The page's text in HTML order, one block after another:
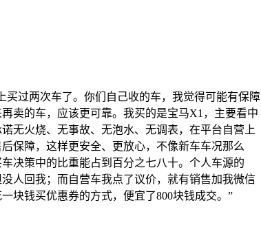
买过两次车了。你们自己收的车，我觉得可能有保障
卖的车，应该更可靠。我买的是宝马X1，主要看中
无火烧、无事故、无泡水、无调表，在平台自营上
保障，这样更安全、更放心，不像新车车况那么
决策中的比重能占到百分之七八十。个人车源的
人回我；而自营车我点了议价，就有销售加我微信
块钱买优惠券的方式，便宜了800块钱成交。”